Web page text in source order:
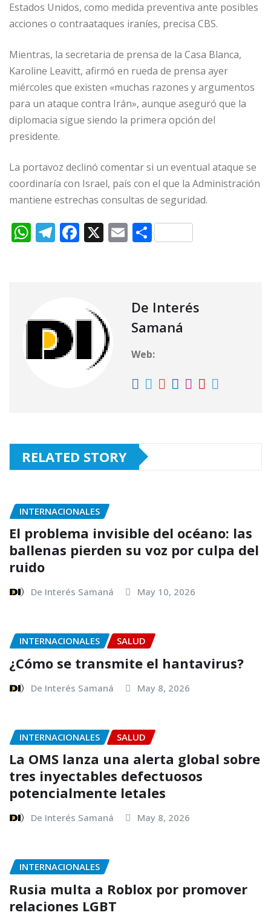
Estados Unidos, como medida preventiva ante posibles
acciones o contraataques iraníes, precisa CBS.
Mientras, la secretaria de prensa de la Casa Blanca,
Karoline Leavitt, afirmó en rueda de prensa ayer
miércoles que existen «muchas razones y argumentos
para un ataque contra Irán», aunque aseguró que la
diplomacia sigue siendo la primera opción del
presidente.
La portavoz declinó comentar si un eventual ataque se
coordinaría con Israel, país con el que la Administración
mantiene estrechas consultas de seguridad.
W
p
p
T
m
F
b
o
k
X E C
ar
ti
r
De Interés
Samaná
Web:
RELATED STORY
INTERNACIONALES
El problema invisible del océano: las
ballenas pierden su voz por culpa del
ruido
De Interés Samaná May 10, 2026
INTERNACIONALES SALUD
¿Cómo se transmite el hantavirus?
De Interés Samaná May 8, 2026
INTERNACIONALES SALUD
La OMS lanza una alerta global sobre
tres inyectables defectuosos
potencialmente letales
De Interés Samaná May 8, 2026
INTERNACIONALES
Rusia multa a Roblox por promover
relaciones LGBT